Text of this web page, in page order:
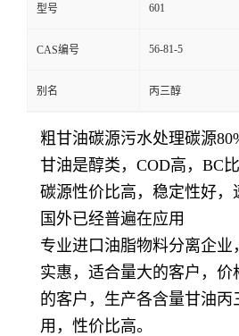
型号 601
CAS编号 56-81-5
别名 丙三醇
粗甘油碳源污水处理碳源
甘油是醇类，COD高，BC
碳源性价比高，稳定性好，
国外已经普遍在应用
专业进口油脂物料分离企业
实惠，适合量大的客户，价
的客户，生产各含量甘油丙
用，性价比高。